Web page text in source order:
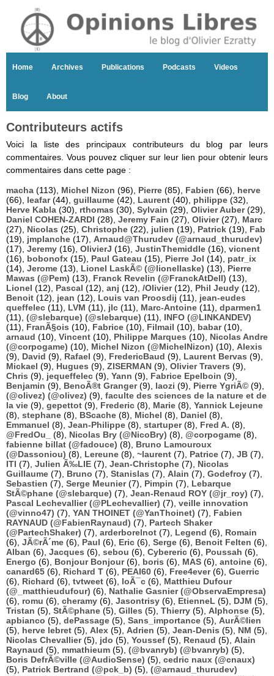
Home Archives Publications Podcasts Videos
Blog About
Contributeurs actifs
Voici la liste des principaux contributeurs du blog par leurs
commentaires. Vous pouvez cliquer sur leur lien pour obtenir leurs
commentaires dans cette page :
macha (113), Michel Nizon (96), Pierre (85), Fabien (66), herve
(66), leafar(44), guillaume (42), Laurent (40), philippe (32),
Herve Kabla (30), rthomas (30), Sylvain (29), Olivier Auber(29),
Daniel COHEN-ZARDI (28), Jeremy Fain (27), Olivier(27), Marc
(27), Nicolas (25), Christophe (22), julien (19), Patrick (19), Fab
(19), jmplanche (17), Arnaud@Thurudev (@arnaud_thurudev)
(17), Jeremy (16), OlivierJ (16), JustinThemiddle (16), vicnent
(16), bobonofx (15), Paul Gateau (15), Pierre Jol (14), patr_ix
(14), Jerome (13), Lionel LaskÃ© (@lionellaske) (13), Pierre
Mawas (@Pem) (13), Franck Revelin (@FranckAtDell) (13),
Lionel (12), Pascal (12), anj (12), /Olivier(12), Phil Jeudy (12),
Benoit (12), jean (12), Louis van Proosdij (11), jean-eudes
queffelec (11), LVM (11), jlc (11), Marc-Antoine (11), dparmen1
(11), (@slebarque) (@slebarque) (11), INFO (@LINKANDEV)
(11), FranÃ§ois (10), Fabrice (10), Filmail (10), babar(10),
arnaud (10), Vincent (10), Philippe Marques (10), Nicolas Andre
(@corpogame) (10), Michel Nizon (@MichelNizon) (10), Alexis
(9), David (9), Rafael (9), FredericBaud (9), Laurent Bervas (9),
Mickael (9), Hugues (9), ZISERMAN (9), Olivier Travers (9),
Chris (9), jequeffelec (9), Yann (9), Fabrice Epelboin (9),
Benjamin (9), BenoÃ®t Granger(9), laozi (9), Pierre YgriÃ© (9),
(@olivez) (@olivez) (9), faculte des sciences de la nature et de
la vie (9), gepettot (9), Frederic (8), Marie (8), Yannick Lejeune
(8), stephane (8), BScache (8), Michel (8), Daniel (8),
Emmanuel (8), Jean-Philippe (8), startuper(8), Fred A. (8),
@FredOu_
(8), Nicolas Bry (@NicoBry) (8), @corpogame (8),
fabienne billat (@fadouce) (8), Bruno Lamouroux
(@Dassoniou) (8), Lereune (8), ~laurent (7), Patrice (7), JB (7),
ITI (7), Julien Ã‰LIE (7), Jean-Christophe (7), Nicolas
Guillaume (7), Bruno (7), Stanislas (7), Alain (7), Godefroy (7),
Sebastien (7), Serge Meunier(7), Pimpin (7), Lebarque
StÃ©phane (@slebarque) (7), Jean-Renaud ROY (@jr_roy) (7),
Pascal Lechevallier (@PLechevallier) (7), veille innovation
(@vinno47) (7), YAN THOINET (@YanThoinet) (7), Fabien
RAYNAUD (@FabienRaynaud) (7), Partech Shaker
(@PartechShaker) (7), arderborelnot (7), Legend (6), Romain
(6), JÃ©rÃ´me (6), Paul (6), Eric (6), Serge (6), Benoit Felten (6),
Alban (6), Jacques (6), sebou (6), Cybereric (6), Poussah (6),
Energo (6), Bonjour Bonjour(6), boris (6), MAS (6), antoine (6),
canard65 (6), Richard T (6), PEAI60 (6), Free4ever(6), Guerric
(6), Richard (6), tvtweet (6), loÃ¯c (6), Matthieu Dufour
(@_matthieudufour) (6), Nathalie Gasnier (@ObservaEmpresa)
(6), romu (6), cheramy (6), Jasontrisy (6), EtienneL (5), DJM (5),
Tristan (5), StÃ©phane (5), Gilles (5), Thierry (5), Alphonse (5),
apbianco (5), dePassage (5), Sans_importance (5), AurÃ©lien
(5), herve lebret (5), Alex (5), Adrien (5), Jean-Denis (5), NM (5),
Nicolas Chevallier(5), jdo (5), Youssef (5), Renaud (5), Alain
Raynaud (5), mmathieum (5), (@bvanryb) (@bvanryb) (5),
Boris DefrÃ©ville (@AudioSense) (5), cedric naux (@cnaux)
(5), Patrick Bertrand (@pck_b) (5), (@arnaud_thurudev)